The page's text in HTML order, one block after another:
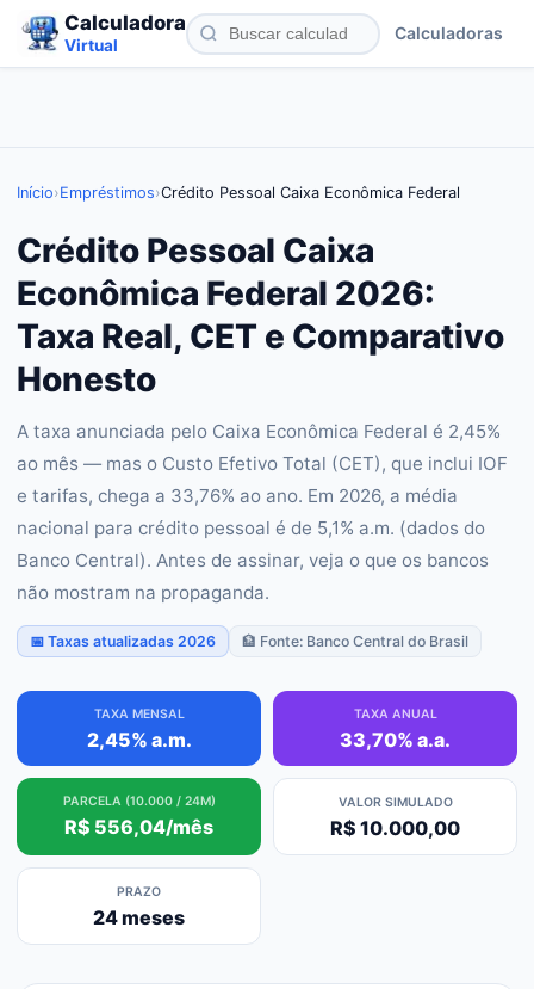
Calculadora
Virtual
Calculadoras
Início›Empréstimos›Crédito Pessoal Caixa Econômica Federal
Crédito Pessoal Caixa
Econômica Federal 2026:
Taxa Real, CET e Comparativo
Honesto
A taxa anunciada pelo Caixa Econômica Federal é 2,45%
ao mês — mas o Custo Efetivo Total (CET), que inclui IOF
e tarifas, chega a 33,76% ao ano. Em 2026, a média
nacional para crédito pessoal é de 5,1% a.m. (dados do
Banco Central). Antes de assinar, veja o que os bancos
não mostram na propaganda.
📅 Taxas atualizadas 2026 🏦 Fonte: Banco Central do Brasil
TAXA MENSAL
2,45% a.m.
TAXA ANUAL
33,70% a.a.
PARCELA (10.000 / 24M)
R$ 556,04/mês
VALOR SIMULADO
R$ 10.000,00
PRAZO
24 meses